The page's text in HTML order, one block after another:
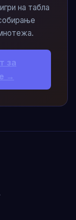
на табла
за
→